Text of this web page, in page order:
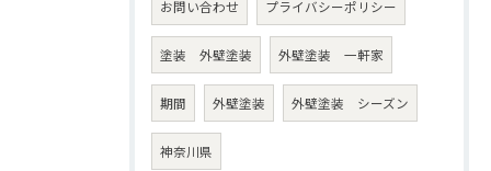
お問い合わせ プライバシーポリシー
塗装 外壁塗装 外壁塗装 一軒家
期間 外壁塗装 外壁塗装 シーズン
神奈川県